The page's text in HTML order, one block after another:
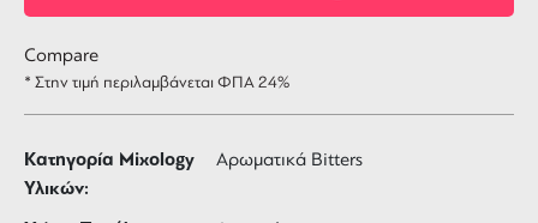
Compare
* Στην τιμή περιλαμβάνεται ΦΠΑ 24%
Κατηγορία Mixology
Υλικών:
Αρωματικά Bitters